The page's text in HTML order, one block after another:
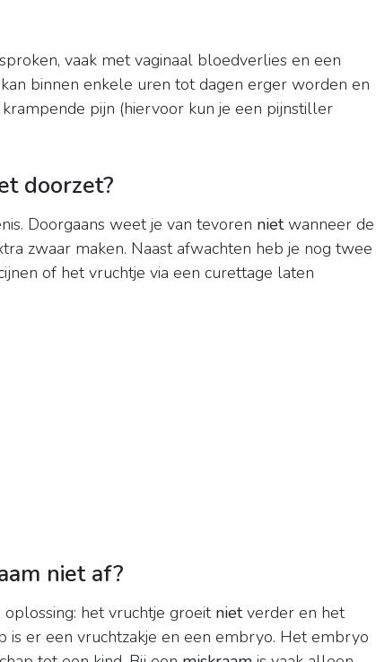
vaak met vaginaal bloedverlies en een
binnen enkele uren tot dagen erger worden en
pijn (hiervoor kun je een pijnstiller
doorzet?
Doorgaans weet je van tevoren nietwanneer de
zwaar maken. Naast afwachten heb je nog twee
of het vruchtje via een curettage laten
niet af?
het vruchtje groeit nietverder en het
is er een vruchtzakje en een embryo. Het embryo